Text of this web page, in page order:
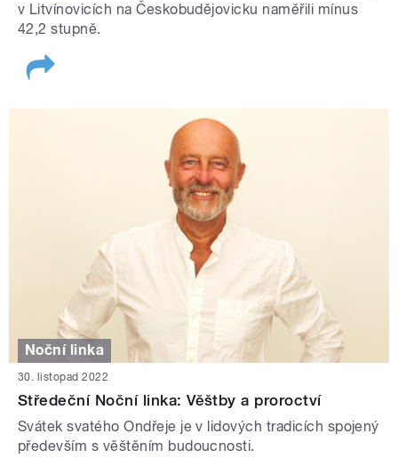
v Litvínovicích na Českobudějovicku naměřili mínus
42,2 stupně.
Noční linka
30. listopad 2022
Středeční Noční linka: Věštby a proroctví
Svátek svatého Ondřeje je v lidových tradicích spojený
především s věštěním budoucnosti.